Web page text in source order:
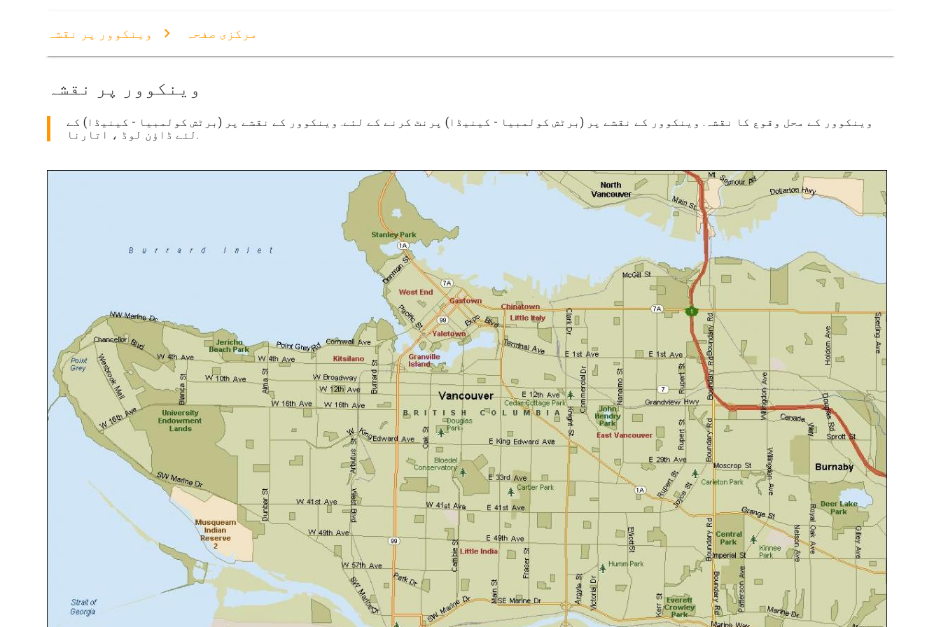
مرکزی صفحہ وینکوور پر نقشہ
وینکوور پر نقشہ
وینکوور کے محل وقوع کا نقشہ. وینکوور کے نقشے پر (برٹش کولمبیا - کینیڈا) پرنٹ کرنے کے لئے. وینکوور کے نقشے پر (برٹش کولمبیا - کینیڈا) کے
لئے ڈاؤن لوڈ ، اتارنا.